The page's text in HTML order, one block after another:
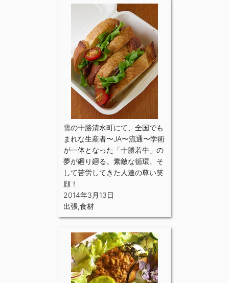
雪の十勝清水町にて、全国でも
まれな生産者〜JA〜流通〜学術
が一体となった「十勝若牛」の
夢が廻り廻る。素敵な循環、そ
して苦労してきた人達の尊い笑
顔！
2014年3月13日
出張,食材